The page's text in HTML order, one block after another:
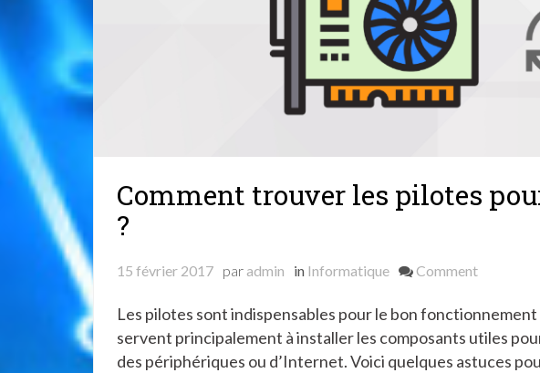
Comment trouver les pilotes
?
15 février 2017 par admin in Informatique Commenton
trouver
les
pilotes
Les pilotes sont indispensables pour le bon
servent principalement à installer les composants utiles
des périphériques ou d’Internet. Voici quelques astuces